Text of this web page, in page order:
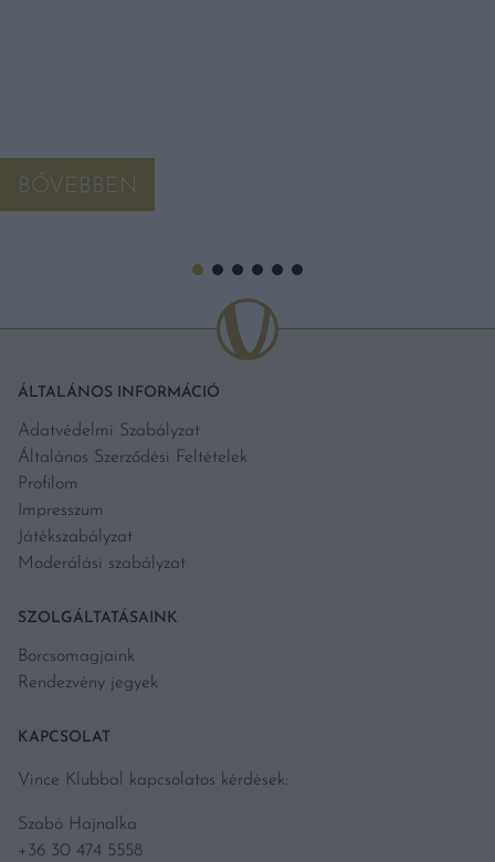
BŐVEBBEN
ÁLTALÁNOS INFORMÁCIÓ
Adatvédelmi Szabályzat
Általános Szerződési Feltételek
Profilom
Impresszum
Játékszabályzat
Moderálási szabályzat
SZOLGÁLTATÁSAINK
Borcsomagjaink
Rendezvény jegyek
KAPCSOLAT
Vince Klubbal kapcsolatos kérdések:
Szabó Hajnalka
+36 30 474 5558